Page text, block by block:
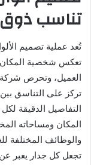
تناسب
تُعد عملية تصميم
تعكس شخصية المكان
العميل، وتحرص
تركز على التناسق
التفاصيل الدقيقة
المكان ومساحاته
والوظائف المختلفة
تجعل كل جدار يعبر